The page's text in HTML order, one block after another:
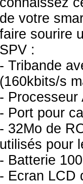
de votre
faire sourire
SPV :
- Tribande
(160kbits/s
- Processeur
- Port pour
- 32Mo de
utilisés pour
- Batterie
- Ecran LCD